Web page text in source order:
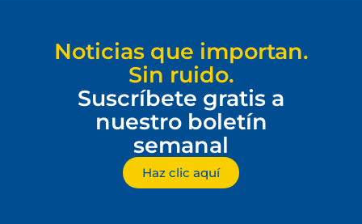
Noticias que importan.
Sin ruido.
Suscríbete gratis a
nuestro boletín
semanal
Haz clic aquí